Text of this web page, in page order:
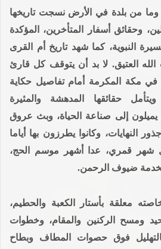
من بلدة في الأرض نسجت تاريخها
وحقائق أسفار المتأخرين، المؤكدة
النبوية، كما شهد تاريخ أم القرى
العتيق. لا بد أن يتوقف كل قارئ
في مكة المكرمة أمام تفاصيل حكاية
حقائقها المدهشة والمثيرة
يميلون إلى صناعة الحياة، وبث عروق
النهايات، وكانوا يطرزون بها أياما
شهر قمري، عدا أشهر موسم الحج،
ضيوف الرحمن.
معلقة بأستار الكعبة والحطيم،
ومسح الركنين والمقام، وخطوات
فوق حصوات المطاف وبطاح